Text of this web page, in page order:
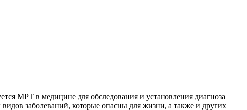
МРТ в медицине для обследования и установления диагноза
заболеваний, которые опасны для жизни, а также и других